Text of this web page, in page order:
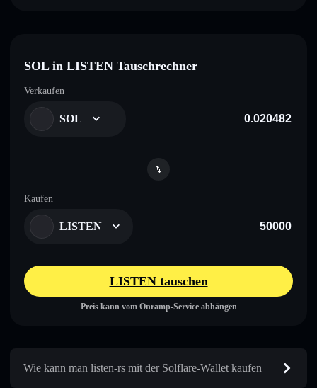
SOL in LISTEN Tauschrechner
Verkaufen
SOL
Kaufen
LISTEN
LISTEN tauschen
Preis kann vom Onramp-Service abhängen
Wie kann man listen-rs mit der Solflare-Wallet kaufen